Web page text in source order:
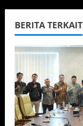
BERITA TERKAIT